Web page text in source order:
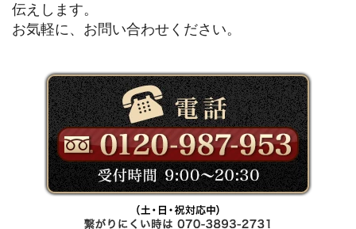
伝えします。
お気軽に、お問い合わせください。